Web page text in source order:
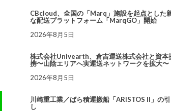
CBcloud、全国の「Marq」施設を起点とした
な配送プラットフォーム「MarqGO」開始
2026年8月5日
株式会社Univearth、倉吉運送株式会社と資本
携〜山陰エリアへ実運送ネットワークを拡大〜
2026年8月5日
川崎重工業／ばら積運搬船「ARISTOS II」の
し